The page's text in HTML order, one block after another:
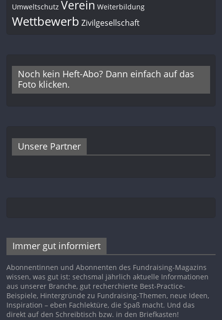
Umweltschutz Verein Weiterbildung
Wettbewerb Zivilgesellschaft
Noch kein Heft-Abo? Dann einfach auf das
Foto klicken.
Unsere Partner
Immer gut informiert
Abonnentinnen und Abonnenten des Fundraising-Magazins
wissen, was gut ist: sechsmal jährlich aktuelle Informationen
aus unserer Branche, gut recherchierte Best-Practice-
Beispiele, Hintergründe zu Fundraising-Themen, neue Ideen,
Inspiration – eben Fachlektüre, die Spaß macht. Und das
direkt auf den Schreibtisch bzw. in den Briefkasten!